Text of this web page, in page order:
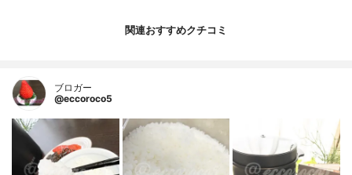
関連おすすめクチコミ
ブロガー
@eccoroco5